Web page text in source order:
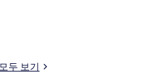
두 보기